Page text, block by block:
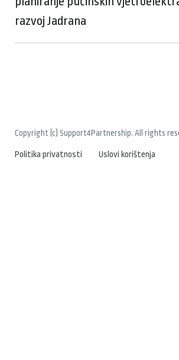
razvoj Jadrana
Copyright (c) Support4Partnership. All rights
Politika privatnosti Uslovi korištenja